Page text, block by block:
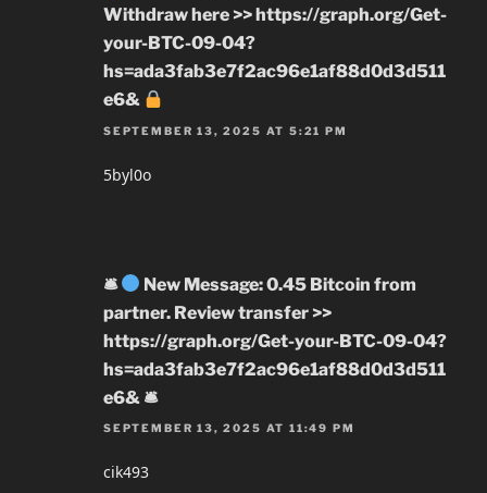
Withdraw here >> https://graph.org/Get-
your-BTC-09-04?
hs=ada3fab3e7f2ac96e1af88d0d3d511
e6&
SEPTEMBER 13, 2025 AT 5:21 PM
5byl0o
🛎
New Message: 0.45 Bitcoin from
partner. Review transfer >>
https://graph.org/Get-your-BTC-09-04?
hs=ada3fab3e7f2ac96e1af88d0d3d511
e6& 🛎
SEPTEMBER 13, 2025 AT 11:49 PM
cik493